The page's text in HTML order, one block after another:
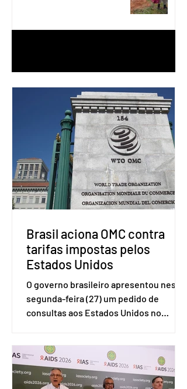
Brasil aciona OMC contra
tarifas impostas pelos
Estados Unidos
O governo brasileiro apresentou nesta
segunda-feira (27) um pedido de
consultas aos Estados Unidos no
(OMC), contestando duas medidas
tarifárias adotadas pelo país norte-
americano com base na Seção 301 da